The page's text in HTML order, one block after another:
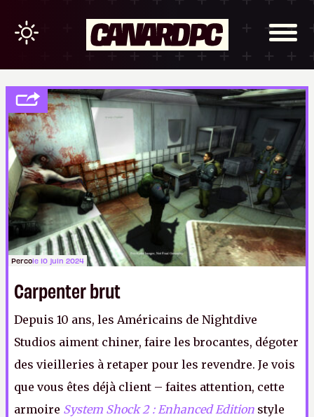
Percole 10 juin 2024
Carpenter brut
Depuis 10 ans, les Américains de Nightdive
Studios aiment chiner, faire les brocantes, dégoter
des vieilleries à retaper pour les revendre. Je vois
que vous êtes déjà client – faites attention, cette
armoire System Shock 2 : Enhanced Edition style